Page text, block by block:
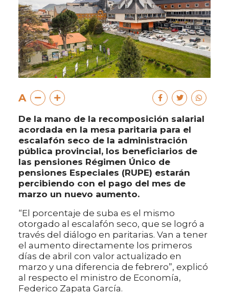
A
De la mano de la recomposición salarial
acordada en la mesa paritaria para el
escalafón seco de la administración
pública provincial, los beneficiarios de
las pensiones Régimen Único de
pensiones Especiales (RUPE) estarán
percibiendo con el pago del mes de
marzo un nuevo aumento.
“El porcentaje de suba es el mismo
otorgado al escalafón seco, que se logró a
través del diálogo en paritarias. Van a tener
el aumento directamente los primeros
días de abril con valor actualizado en
marzo y una diferencia de febrero”, explicó
al respecto el ministro de Economía,
Federico Zapata García.